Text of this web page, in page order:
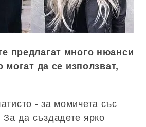
предлагат много нюанси
могат да се използват,
- за момичета със
За да създадете ярко